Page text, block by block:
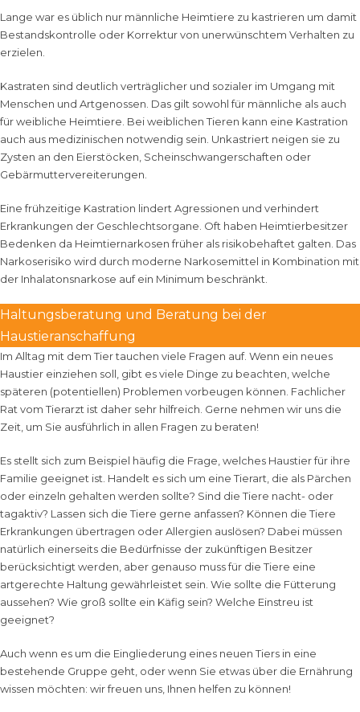
Lange war es üblich nur männliche Heimtiere zu kastrieren um damit
Bestandskontrolle oder Korrektur von unerwünschtem Verhalten zu
erzielen.
Kastraten sind deutlich verträglicher und sozialer im Umgang mit
Menschen und Artgenossen. Das gilt sowohl für männliche als auch
für weibliche Heimtiere. Bei weiblichen Tieren kann eine Kastration
auch aus medizinischen notwendig sein. Unkastriert neigen sie zu
Zysten an den Eierstöcken, Scheinschwangerschaften oder
Gebärmuttervereiterungen.
Eine frühzeitige Kastration lindert Agressionen und verhindert
Erkrankungen der Geschlechtsorgane. Oft haben Heimtierbesitzer
Bedenken da Heimtiernarkosen früher als risikobehaftet galten. Das
Narkoserisiko wird durch moderne Narkosemittel in Kombination mit
der Inhalatonsnarkose auf ein Minimum beschränkt.
Haltungsberatung und Beratung bei der
Haustieranschaffung
Im Alltag mit dem Tier tauchen viele Fragen auf. Wenn ein neues
Haustier einziehen soll, gibt es viele Dinge zu beachten, welche
späteren (potentiellen) Problemen vorbeugen können. Fachlicher
Rat vom Tierarzt ist daher sehr hilfreich. Gerne nehmen wir uns die
Zeit, um Sie ausführlich in allen Fragen zu beraten!
Es stellt sich zum Beispiel häufig die Frage, welches Haustier für ihre
Familie geeignet ist. Handelt es sich um eine Tierart, die als Pärchen
oder einzeln gehalten werden sollte? Sind die Tiere nacht- oder
tagaktiv? Lassen sich die Tiere gerne anfassen? Können die Tiere
Erkrankungen übertragen oder Allergien auslösen? Dabei müssen
natürlich einerseits die Bedürfnisse der zukünftigen Besitzer
berücksichtigt werden, aber genauso muss für die Tiere eine
artgerechte Haltung gewährleistet sein. Wie sollte die Fütterung
aussehen? Wie groß sollte ein Käfig sein? Welche Einstreu ist
geeignet?
Auch wenn es um die Eingliederung eines neuen Tiers in eine
bestehende Gruppe geht, oder wenn Sie etwas über die Ernährung
wissen möchten: wir freuen uns, Ihnen helfen zu können!